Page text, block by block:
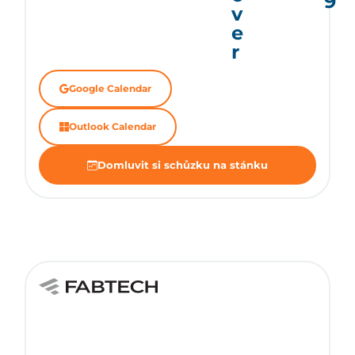
v
e
r
Google Calendar
Outlook Calendar
Domluvit si schůzku na stánku